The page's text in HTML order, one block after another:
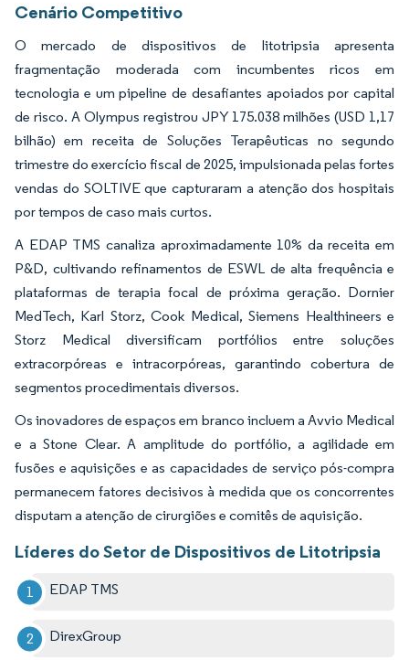
Cenário Competitivo
O mercado de dispositivos de litotripsia apresenta
fragmentação moderada com incumbentes ricos em
tecnologia e um pipeline de desafiantes apoiados por capital
de risco. A Olympus registrou JPY 175.038 milhões (USD 1,17
bilhão) em receita de Soluções Terapêuticas no segundo
trimestre do exercício fiscal de 2025, impulsionada pelas fortes
vendas do SOLTIVE que capturaram a atenção dos hospitais
por tempos de caso mais curtos.
A EDAP TMS canaliza aproximadamente 10% da receita em
P&D, cultivando refinamentos de ESWL de alta frequência e
plataformas de terapia focal de próxima geração. Dornier
MedTech, Karl Storz, Cook Medical, Siemens Healthineers e
Storz Medical diversificam portfólios entre soluções
extracorpóreas e intracorpóreas, garantindo cobertura de
segmentos procedimentais diversos.
Os inovadores de espaços em branco incluem a Avvio Medical
e a Stone Clear. A amplitude do portfólio, a agilidade em
fusões e aquisições e as capacidades de serviço pós-compra
permanecem fatores decisivos à medida que os concorrentes
disputam a atenção de cirurgiões e comitês de aquisição.
Líderes do Setor de Dispositivos de Litotripsia
EDAP TMS
DirexGroup